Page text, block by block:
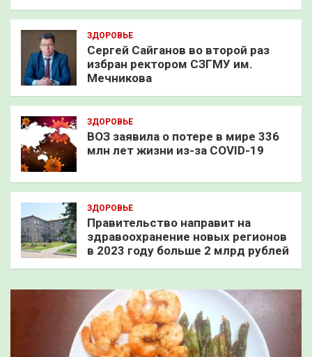
ЗДОРОВЬЕ
Сергей Сайганов во второй раз
избран ректором СЗГМУ им.
Мечникова
ЗДОРОВЬЕ
ВОЗ заявила о потере в мире 336
млн лет жизни из-за COVID-19
ЗДОРОВЬЕ
Правительство направит на
здравоохранение новых регионов
в 2023 году больше 2 млрд рублей